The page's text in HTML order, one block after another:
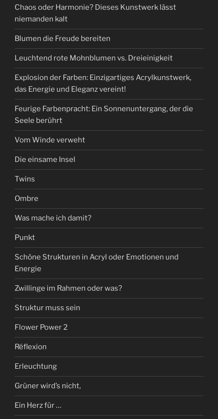
Chaos oder Harmonie? Dieses Kunstwerk lässt
niemanden kalt
Blumen die Freude bereiten
Leuchtend rote Mohnblumen vs. Dreieinigkeit
Explosion der Farben: Einzigartiges Acrylkunstwerk,
das Energie und Eleganz vereint!
Feurige Farbenpracht: Ein Sonnenuntergang, der die
Seele berührt
Vom Winde verweht
Die einsame Insel
Twins
Ombre
Was mache ich damit?
Punkt
Schöne Strukturen in Acryl oder Emotionen und
Energie
Zwillinge im Rahmen oder was?
Struktur muss sein
Flower Power 2
Réflexion
Erleuchtung
Grüner wird’s nicht,
Ein Herz für …